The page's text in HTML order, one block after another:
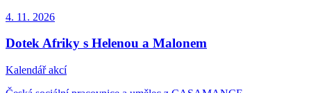
4. 11. 2026
Dotek Afriky s Helenou a Malonem
Kalendář akcí